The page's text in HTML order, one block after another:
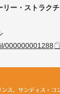
リー・ストラクチ
000000001288